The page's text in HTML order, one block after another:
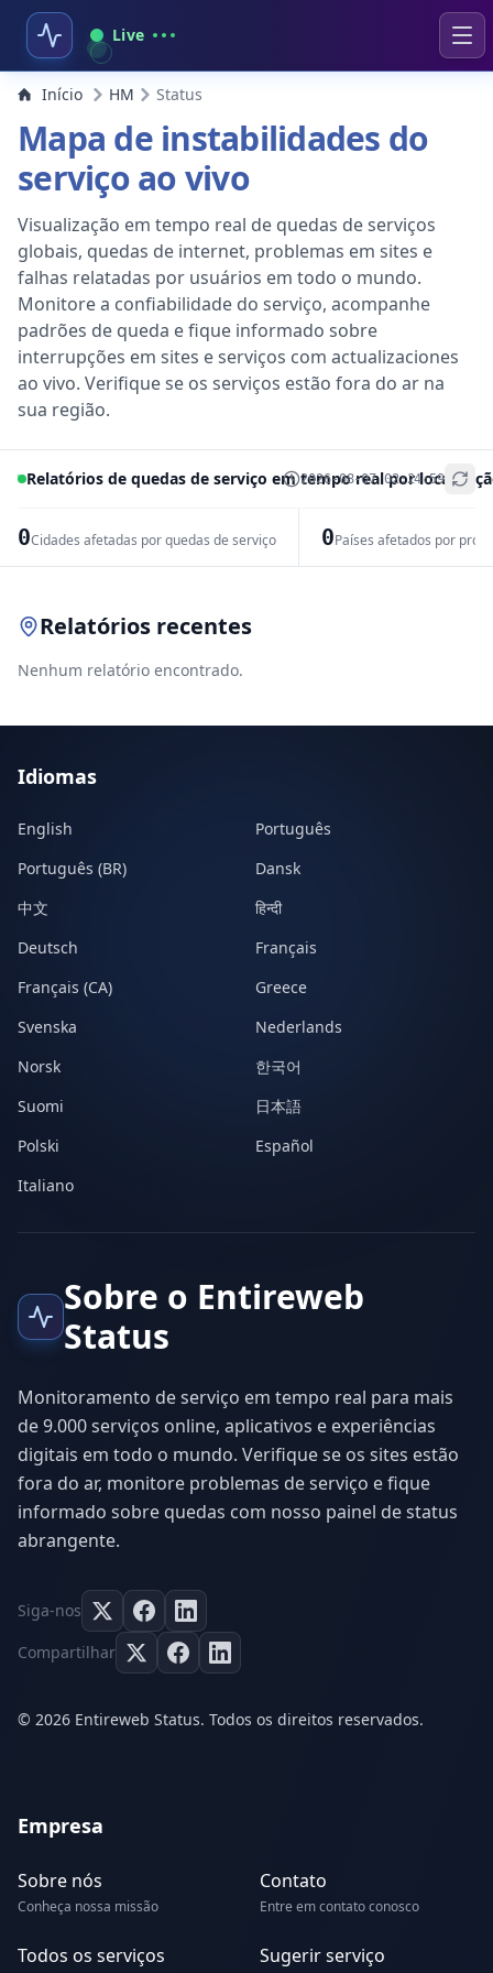
Live
Início HM Status
Mapa de instabilidades do
serviço ao vivo
Visualização em tempo real de quedas de serviços
globais, quedas de internet, problemas em sites e
falhas relatadas por usuários em todo o mundo.
Monitore a confiabilidade do serviço, acompanhe
padrões de queda e fique informado sobre
interrupções em sites e serviços com actualizaciones
ao vivo. Verifique se os serviços estão fora do ar na
sua região.
Relatórios de quedas de serviço em tempo real por
2026-08-07 02:24:59
0Cidades afetadas por quedas de serviço 0Países afetados por
+
Relatórios recentes
Nenhum relatório encontrado.
Idiomas
English
Português
Português (BR)
Dansk
中文
हिन्दी
Deutsch
Français
Français (CA)
Greece
Svenska
Nederlands
Norsk
한국어
Suomi
日本語
Polski
Español
Italiano
Sobre o Entireweb
Status
Monitoramento de serviço em tempo real para mais
de 9.000 serviços online, aplicativos e experiências
digitais em todo o mundo. Verifique se os sites estão
fora do ar, monitore problemas de serviço e fique
informado sobre quedas com nosso painel de status
abrangente.
Siga-nos
Compartilhar
© 2026 Entireweb Status. Todos os direitos reservados.
Empresa
Sobre nós
Conheça nossa missão
Contato
Entre em contato conosco
Todos os serviços Sugerir serviço